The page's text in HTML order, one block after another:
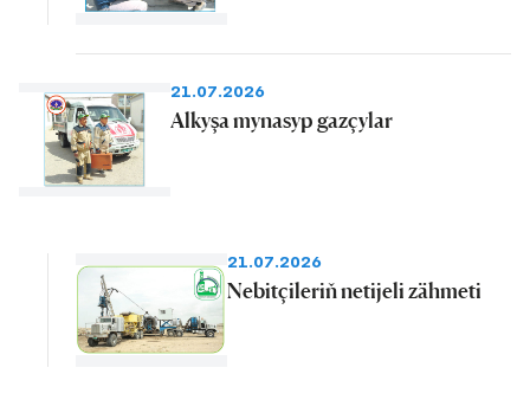
21.07.2026
Alkyşa mynasyp gazçylar
21.07.2026
Nebitçileriň netijeli zähmeti